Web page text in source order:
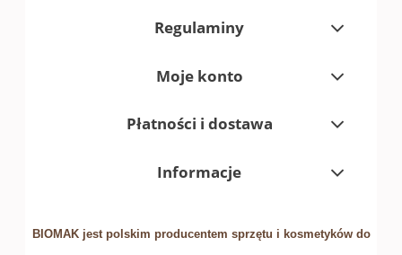
Regulaminy
Moje konto
Płatności i dostawa
Informacje
BIOMAK jest polskim producentem sprzętu i kosmetyków do